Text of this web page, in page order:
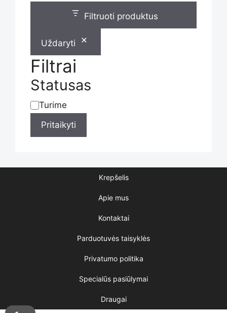
Filtruoti produktus
Uždaryti
Filtrai
Statusas
Statusas
Turime
Pritaikyti
Krepšelis
Apie mus
Kontaktai
Parduotuvės taisyklės
Privatumo politika
Specialūs pasiūlymai
Draugai